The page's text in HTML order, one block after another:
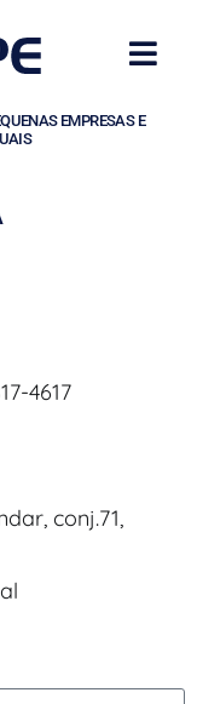
EMPRESAS E
4617
conj.71,